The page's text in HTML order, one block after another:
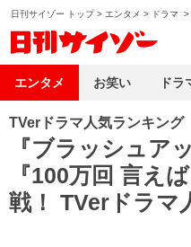
日刊サイゾー トップ> エンタメ > ドラマ >
TVerドラマ人気ランキング
『ブラッシュア
『100万回 言え
戦！ TVerドラマ
エンタメ お笑い ドラ